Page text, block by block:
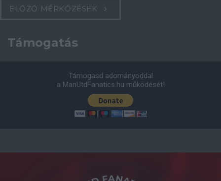
ELŐZŐ MÉRKŐZÉSEK
Támogatás
Támogasd adományoddal
a ManUtdFanatics.hu működését!